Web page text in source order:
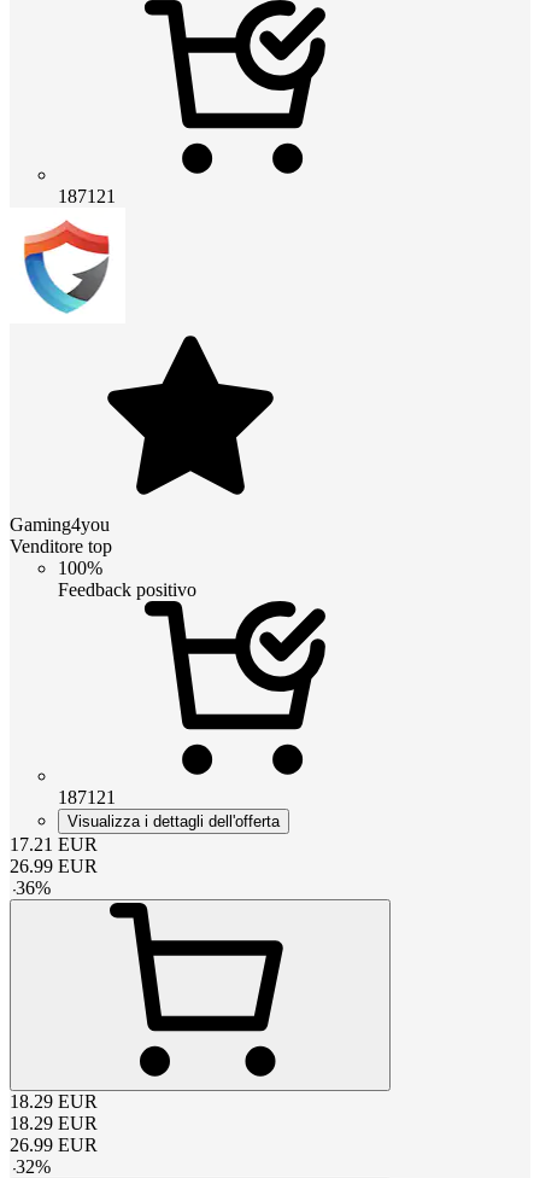
187121
Gaming4you
Venditore top
100%
Feedback positivo
187121
Visualizza i dettagli dell'offerta
17.21 EUR
26.99 EUR
-36%
18.29 EUR
18.29 EUR
26.99 EUR
-32%